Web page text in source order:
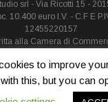
srl - Via Ricotti 15 -
10.400 euro I.V. - C.F E
12455220157
alla Camera di
socio unico
Policy-Cookie Policy
to improve
this, but you can